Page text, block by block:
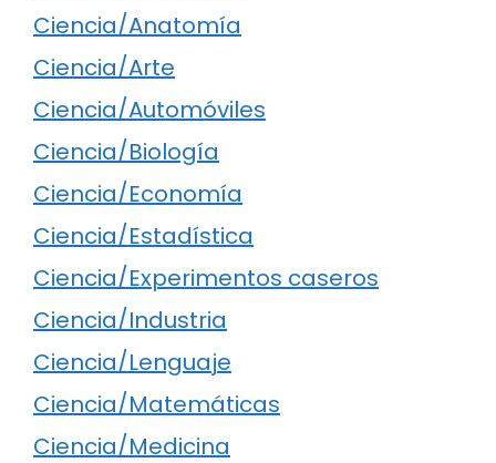
Ciencia/Anatomía
Ciencia/Arte
Ciencia/Automóviles
Ciencia/Biología
Ciencia/Economía
Ciencia/Estadística
Ciencia/Experimentos caseros
Ciencia/Industria
Ciencia/Lenguaje
Ciencia/Matemáticas
Ciencia/Medicina